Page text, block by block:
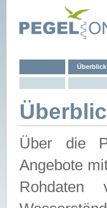
Überblick
Über die
Angebote
Rohdaten